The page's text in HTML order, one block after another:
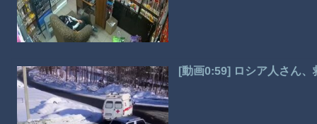
[動画0:59] ロシア人さん